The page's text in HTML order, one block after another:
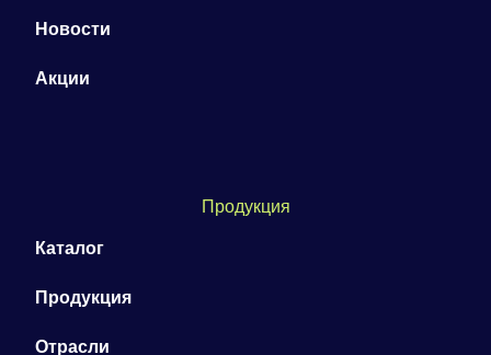
Новости
Акции
Продукция
Каталог
Продукция
Отрасли